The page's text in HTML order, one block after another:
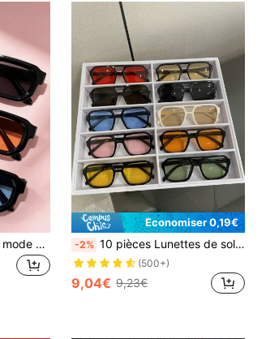
3 paires de lunettes de mode vintage carrées pour femmes & hommes, monture petite, adaptées au style de rue, aux voyages, à la plage, à la conduite, aux sorties en ville, aux vacances
Économiser 0,19€
-2% 10 pièces Lunettes de soleil style aviateur élégantes, lunettes de loisirs de plein air pour hommes, pour Halloween, l'été, la plage, les vacances, l'extérieur, les voyages
(500+)
9,04€ 9,23€